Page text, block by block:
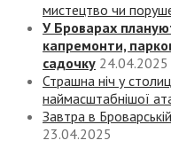
мистецтво чи
У Броварах
капремонти,
садочку 24.04.2025
Страшна ніч у
наймасштабнішої
Завтра в
23.04.2025